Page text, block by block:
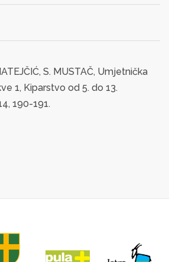
S. MUSTAČ, Umjetnička
1, Kiparstvo od 5. do 13.
190-191.